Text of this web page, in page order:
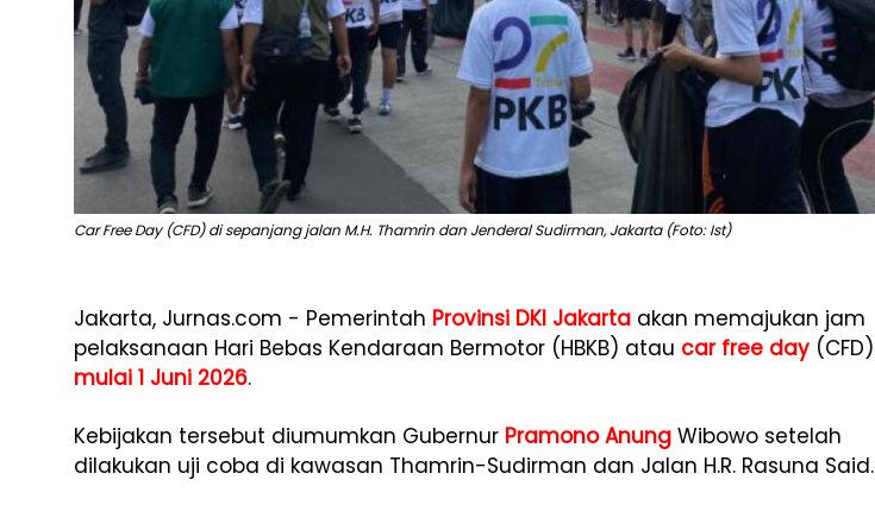
Car Free Day (CFD) di sepanjang jalan M.H. Thamrin dan Jenderal Sudirman, Jakarta (Foto: Ist)
Jakarta, Jurnas.com - Pemerintah Provinsi DKI Jakarta akan memajukan jam
pelaksanaan Hari Bebas Kendaraan Bermotor (HBKB) atau car free day (CFD)
mulai 1 Juni 2026.
Kebijakan tersebut diumumkan Gubernur Pramono Anung Wibowo setelah
dilakukan uji coba di kawasan Thamrin-Sudirman dan Jalan H.R. Rasuna Said.